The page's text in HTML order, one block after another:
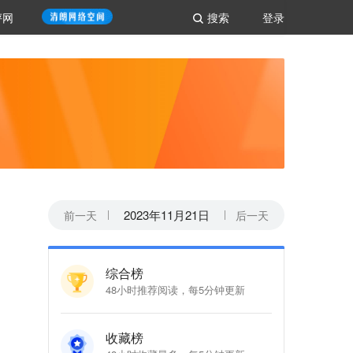
登录
搜索
前一天 2023年11 月21日 后一天
综合榜
48小时推荐阅读，每5分钟更新
收藏榜